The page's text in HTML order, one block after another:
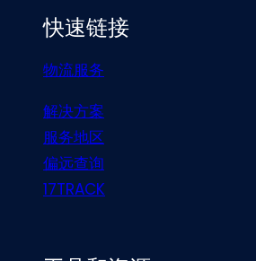
快速链接
物流服务
解决方案
服务地区
偏远查询
17TRACK